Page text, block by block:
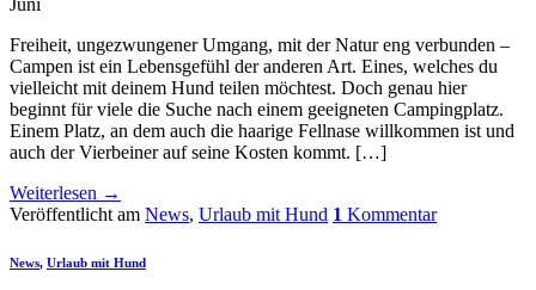
Juni
Freiheit, ungezwungener Umgang, mit der Natur eng verbunden –
Campen ist ein Lebensgefühl der anderen Art. Eines, welches du
vielleicht mit deinem Hund teilen möchtest. Doch genau hier
beginnt für viele die Suche nach einem geeigneten Campingplatz.
Einem Platz, an dem auch die haarige Fellnase willkommen ist und
auch der Vierbeiner auf seine Kosten kommt. […]
Weiterlesen →
Veröffentlicht am News, Urlaub mit Hund 1 Kommentar
News, Urlaub mit Hund